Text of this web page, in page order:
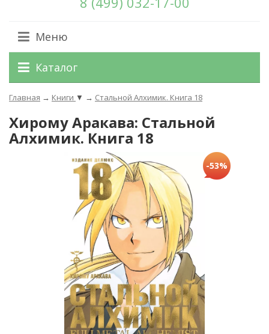
Меню
Каталог
Главная → Книги ▼ → Стальной Алхимик. Книга 18
Хирому Аракава: Стальной
Алхимик. Книга 18
-53%